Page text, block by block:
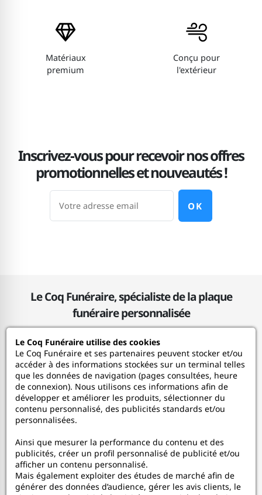
Matériaux
premium
Conçu pour
l'extérieur
Inscrivez-vous pour recevoir nos offres
promotionnelles et nouveautés !
OK
Le Coq Funéraire, spécialiste de la plaque
funéraire personnalisée
Le Coq Funéraire
Nos services
Mon Compte
Aide
A propos
Le Coq Funéraire utilise des cookies
Le Coq Funéraire et ses partenaires peuvent stocker et/ou
accéder à des informations stockées sur un terminal telles
que les données de navigation (pages consultées, heure
de connexion). Nous utilisons ces informations afin de
développer et améliorer les produits, sélectionner du
contenu personnalisé, des publicités standards et/ou
personnalisées.
Ainsi que mesurer la performance du contenu et des
publicités, créer un profil personnalisé de publicité et/ou
afficher un contenu personnalisé.
Mais également exploiter des études de marché afin de
générer des données d’audience, gérer les avis clients, le